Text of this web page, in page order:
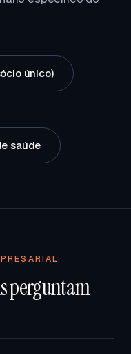
único)
saúde
perguntam